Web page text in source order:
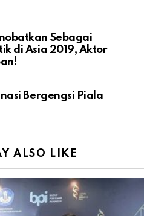
Sebagai
di Asia 2019, Aktor
Bergengsi Piala
ALSO LIKE